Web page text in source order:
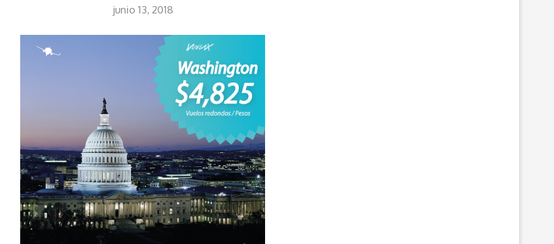
junio 13, 2018